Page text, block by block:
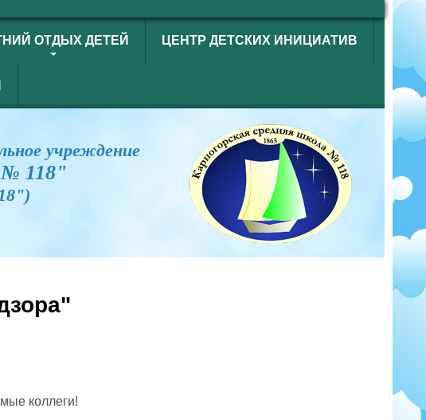
ОТДЫХ ДЕТЕЙ ЦЕНТР ДЕТСКИХ ИНИЦИАТИВ
учреждение
№ 118"
коллеги!